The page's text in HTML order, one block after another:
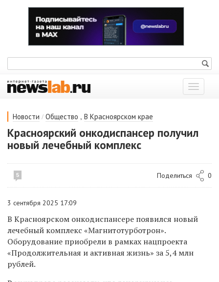
Показать
меню
Новости / Общество , В Красноярском крае
Красноярский онкодиспансер получил
новый лечебный комплекс
5 Поделиться 0
3 сентября 2025 17:09
В Красноярском онкодиспансере появился новый
лечебный комплекс «Магнитотурботрон».
Оборудование приобрели в рамках нацпроекта
«Продолжительная и активная жизнь» за 5,4 млн
рублей.